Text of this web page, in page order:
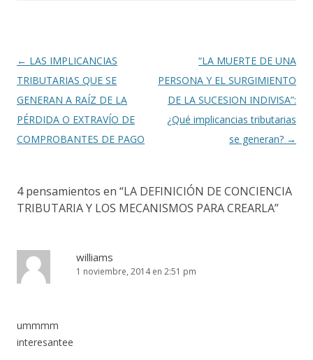
Navegación
de
entradas
← LAS IMPLICANCIAS
TRIBUTARIAS QUE SE
GENERAN A RAÍZ DE LA
PÉRDIDA O EXTRAVÍO DE
COMPROBANTES DE PAGO
“LA MUERTE DE UNA
PERSONA Y EL SURGIMIENTO
DE LA SUCESION INDIVISA”:
¿Qué implicancias tributarias
se generan? →
4 pensamientos en “LA DEFINICIÓN DE CONCIENCIA
TRIBUTARIA Y LOS MECANISMOS PARA CREARLA”
williams
1 noviembre, 2014 en 2:51 pm
ummmm
interesantee